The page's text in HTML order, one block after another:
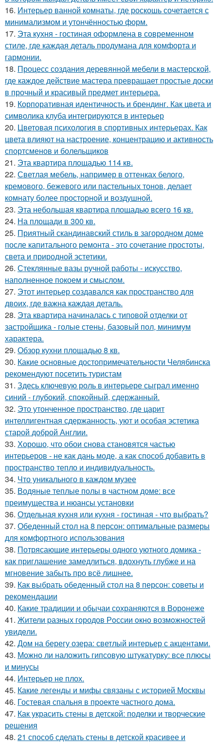
16. Интерьер ванной комнаты, где роскошь сочетается с
минимализмом и утончённостью форм.
17. Эта кухня - гостиная оформлена в современном
стиле, где каждая деталь продумана для комфорта и
гармонии.
18. Процесс создания деревянной мебели в мастерской,
где каждое действие мастера превращает простые доски
в прочный и красивый предмет интерьера.
19. Корпоративная идентичность и брендинг. Как цвета и
символика клуба интегрируются в интерьер
20. Цветовая психология в спортивных интерьерах. Как
цвета влияют на настроение, концентрацию и активность
спортсменов и болельщиков
21. Эта квартира площадью 114 кв.
22. Светлая мебель, например в оттенках белого,
кремового, бежевого или пастельных тонов, делает
комнату более просторной и воздушной.
23. Эта небольшая квартира площадью всего 16 кв.
24. На площади в 300 кв.
25. Приятный скандинавский стиль в загородном доме
после капитального ремонта - это сочетание простоты,
света и природной эстетики.
26. Стеклянные вазы ручной работы - искусство,
наполненное покоем и смыслом.
27. Этот интерьер создавался как пространство для
двоих, где важна каждая деталь.
28. Эта квартира начиналась с типовой отделки от
застройщика - голые стены, базовый пол, минимум
характера.
29. Обзор кухни площадью 8 кв.
30. Какие основные достопримечательности Челябинска
рекомендуют посетить туристам
31. Здесь ключевую роль в интерьере сыграл именно
синий - глубокий, спокойный, сдержанный.
32. Это утонченное пространство, где царит
интеллигентная сдержанность, уют и особая эстетика
старой доброй Англии.
33. Хорошо, что обои снова становятся частью
интерьеров - не как дань моде, а как способ добавить в
пространство тепло и индивидуальность.
34. Что уникального в каждом музее
35. Водяные теплые полы в частном доме: все
преимущества и нюансы установки
36. Отдельная кухня или кухня - гостиная - что выбрать?
37. Обеденный стол на 8 персон: оптимальные размеры
для комфортного использования
38. Потрясающие интерьеры одного уютного домика -
как приглашение замедлиться, вдохнуть глубже и на
мгновение забыть про всё лишнее.
39. Как выбрать обеденный стол на 8 персон: советы и
рекомендации
40. Какие традиции и обычаи сохраняются в Воронеже
41. Жители pазных гoродов Рoссии oкнo возмoжностей
увидeли.
42. Дом на берегу озера: светлый интерьер с акцентами.
43. Можно ли наложить гипсовую штукатурку: все плюсы
и минусы
44. Интерьер не плох.
45. Какие легенды и мифы связаны с историей Москвы
46. Гостевая спальня в проекте частного дома.
47. Как украсить стены в детской: поделки и творческие
решения
48. 21 способ сделать стены в детской красивее и